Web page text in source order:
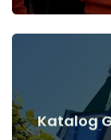
Katalog